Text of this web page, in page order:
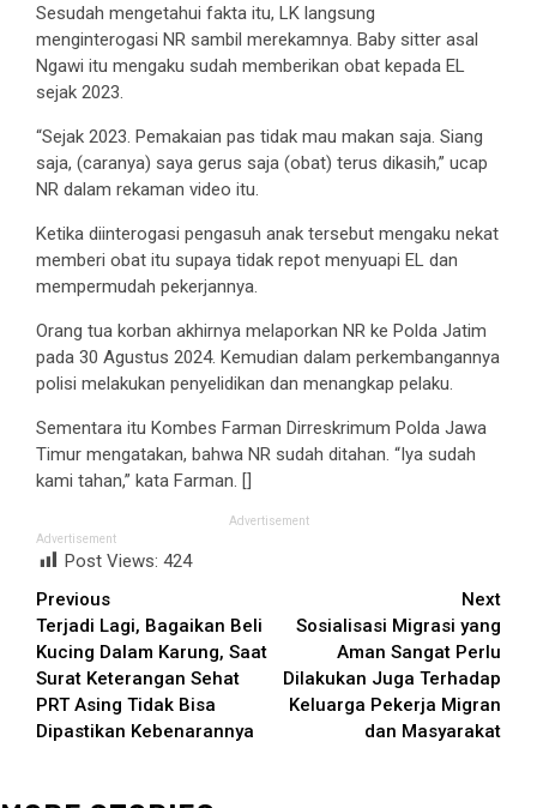
Sesudah mengetahui fakta itu, LK langsung
menginterogasi NR sambil merekamnya. Baby sitter asal
Ngawi itu mengaku sudah memberikan obat kepada EL
sejak 2023.
“Sejak 2023. Pemakaian pas tidak mau makan saja. Siang
saja, (caranya) saya gerus saja (obat) terus dikasih,” ucap
NR dalam rekaman video itu.
Ketika diinterogasi pengasuh anak tersebut mengaku nekat
memberi obat itu supaya tidak repot menyuapi EL dan
mempermudah pekerjannya.
Orang tua korban akhirnya melaporkan NR ke Polda Jatim
pada 30 Agustus 2024. Kemudian dalam perkembangannya
polisi melakukan penyelidikan dan menangkap pelaku.
Sementara itu Kombes Farman Dirreskrimum Polda Jawa
Timur mengatakan, bahwa NR sudah ditahan. “Iya sudah
kami tahan,” kata Farman. []
Advertisement
Advertisement
Post Views: 424
Continue
Reading
Previous
Terjadi Lagi, Bagaikan Beli
Kucing Dalam Karung, Saat
Surat Keterangan Sehat
PRT Asing Tidak Bisa
Dipastikan Kebenarannya
Next
Sosialisasi Migrasi yang
Aman Sangat Perlu
Dilakukan Juga Terhadap
Keluarga Pekerja Migran
dan Masyarakat